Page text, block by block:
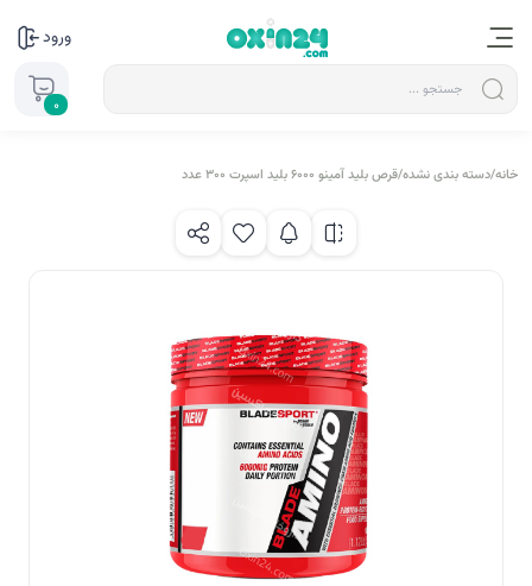
ورود
0
خانه/دسته بندی نشده/قرص بلید آمینو 6000 بلید اسپرت 300 عدد